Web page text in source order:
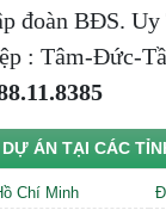
đoàn BĐS.
: Tâm-Đức-
ÁN TẠI CÁC
Chí Minh